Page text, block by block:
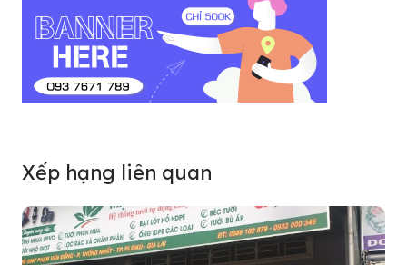
Xếp hạng liên quan